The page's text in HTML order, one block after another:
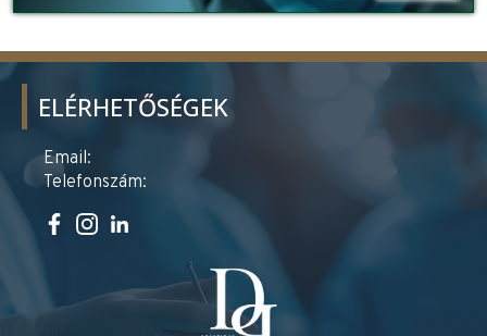
ELÉRHETŐSÉGEK
Email:
Telefonszám: